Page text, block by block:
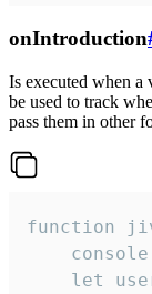
onIntroduction
Is executed when
be used to track
pass them in other
function
let